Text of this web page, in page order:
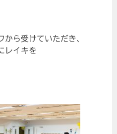
から受けていただき、
レイキを